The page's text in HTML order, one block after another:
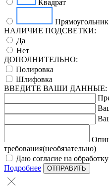
Квадрат
Прямоугольник
НАЛИЧИЕ ПОДСВЕТКИ:
Да
Нет
ДОПОЛНИТЕЛЬНО:
Полировка
Шлифовка
ВВЕДИТЕ ВАШИ ДАННЫЕ:
требования(необязательно)
Даю согласие на
Подробнее
ОТПРАВИТЬ